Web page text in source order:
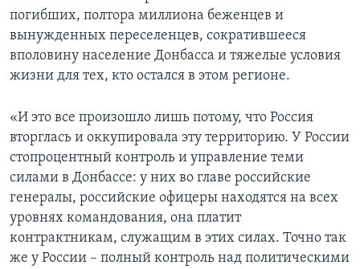
погибших, полтора миллиона беженцев и
вынужденных переселенцев, сократившееся
вполовину население Донбасса и тяжелые условия
жизни для тех, кто остался в этом регионе.
«И это все произошло лишь потому, что Россия
вторглась и оккупировала эту территорию. У России
стопроцентный контроль и управление теми
силами в Донбассе: у них во главе российские
генералы, российские офицеры находятся на всех
уровнях командования, она платит
контрактникам, служащим в этих силах. Точно так
же у России – полный контроль над политическими